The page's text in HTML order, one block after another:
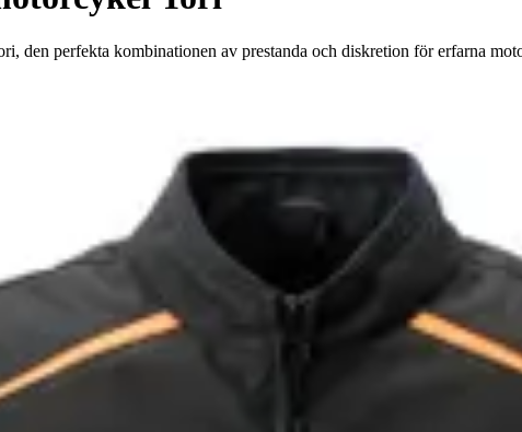
den perfekta kombinationen av prestanda och diskretion för erfarna